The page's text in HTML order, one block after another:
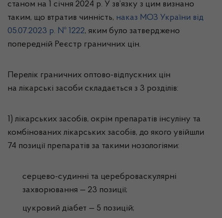
станом на 1 січня 2024 р. У зв’язку з цим визнано
таким, що втратив чинність, наказ МОЗ України від
05.07.2023 р. № 1222, яким було затверджено
попередній Реєстр граничних цін.
Перелік граничних оптово-відпускних цін
на лікарські засоби складається з 3 розділів:
1) лікарських засобів, окрім препаратів інсуліну та
комбінованих лікарських засобів, до якого увійшли
74 позиції препаратів за такими нозологіями:
серцево-судинні та цереброваскулярні
захворювання — 23 позиції;
цукровий діабет — 5 позицій;